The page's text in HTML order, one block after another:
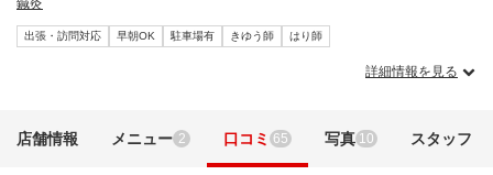
鍼灸
出張・訪問対応 早朝OK 駐車場有 きゆう師 はり師
詳細情報を見る
店舗情報 メニュー 2 口コミ 65 写真 10 スタッフ